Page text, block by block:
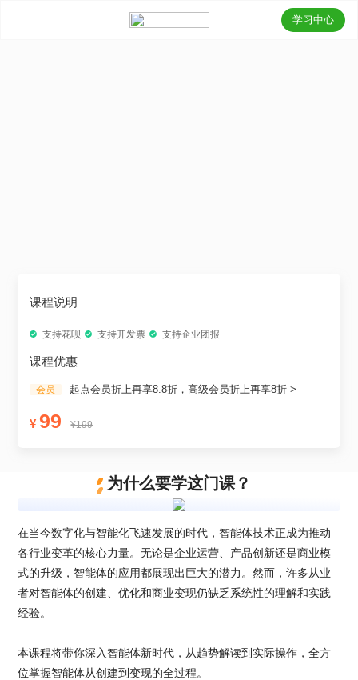
学习中心
课程说明
支持花呗 支持开发票 支持企业团报
课程优惠
¥99 ¥199
会员 起点会员折上再享8.8折，高级会员折上再享8折 >
为什么要学这门课？
在当今数字化与智能化飞速发展的时代，智能体技术正成为推动
各行业变革的核心力量。无论是企业运营、产品创新还是商业模
式的升级，智能体的应用都展现出巨大的潜力。然而，许多从业
者对智能体的创建、优化和商业变现仍缺乏系统性的理解和实践
经验。
本课程将带你深入智能体新时代，从趋势解读到实际操作，全方
位掌握智能体从创建到变现的全过程。